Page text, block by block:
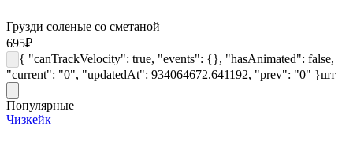
Грузди соленые со сметаной
695₽
{ "canTrackVelocity": true, "events": {}, "hasAnimated": false,
"current": "0", "updatedAt": 934064672.641192, "prev": "0" }шт
Популярные
Чизкейк